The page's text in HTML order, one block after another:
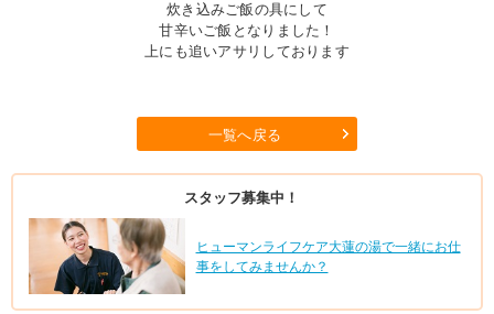
炊き込みご飯の具にして
甘辛いご飯となりました！
上にも追いアサリしております
一覧へ戻る
スタッフ募集中！
ヒューマンライフケア大蓮の湯で一緒にお仕
事をしてみませんか？